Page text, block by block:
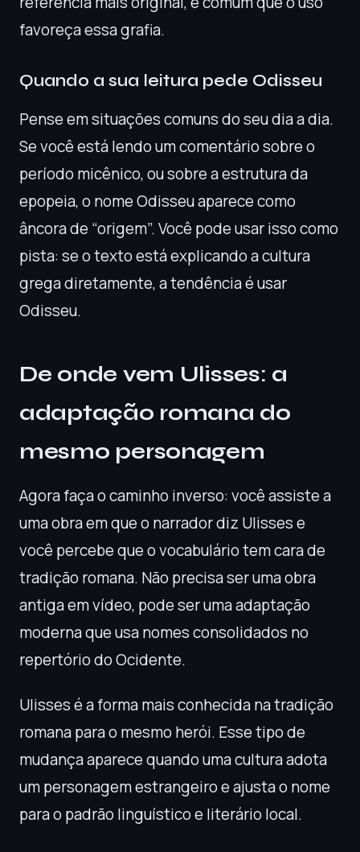
favoreça essa grafia.
Quando a sua leitura pede Odisseu
Pense em situações comuns do seu dia a dia.
Se você está lendo um comentário sobre o
período micênico, ou sobre a estrutura da
epopeia, o nome Odisseu aparece como
âncora de “origem”. Você pode usar isso como
pista: se o texto está explicando a cultura
grega diretamente, a tendência é usar
Odisseu.
De onde vem Ulisses: a
adaptação romana do
mesmo personagem
Agora faça o caminho inverso: você assiste a
uma obra em que o narrador diz Ulisses e
você percebe que o vocabulário tem cara de
tradição romana. Não precisa ser uma obra
antiga em vídeo, pode ser uma adaptação
moderna que usa nomes consolidados no
repertório do Ocidente.
Ulisses é a forma mais conhecida na tradição
romana para o mesmo herói. Esse tipo de
mudança aparece quando uma cultura adota
um personagem estrangeiro e ajusta o nome
para o padrão linguístico e literário local.